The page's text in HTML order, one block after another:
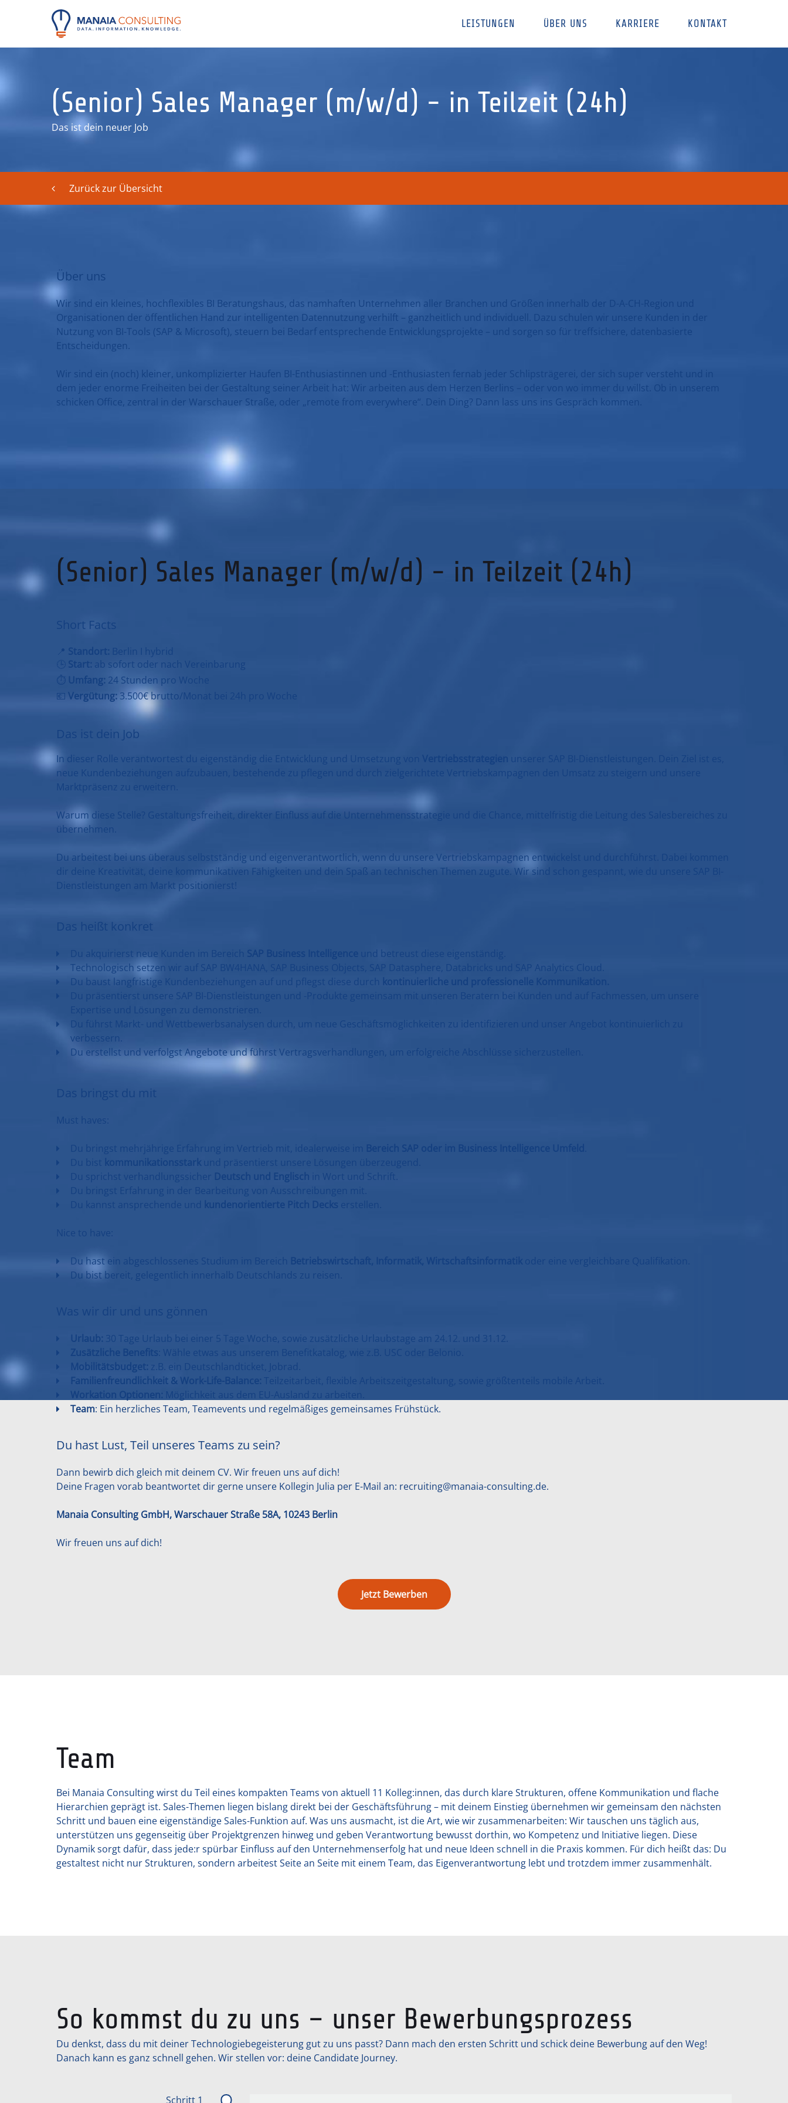
LEISTUNGEN ÜBER UNS KARRIERE KONTAKT
(Senior) Sales Manager (m/w/d) - in Teilzeit (24h)
Das ist dein neuer Job
Zurück zur Übersicht
Über uns
Wir sind ein kleines, hochflexibles BI Beratungshaus, das namhaften Unternehmen aller Branchen und Größen innerhalb der D-A-CH-Region und
Organisationen der öffentlichen Hand zur intelligenten Datennutzung verhilft – ganzheitlich und individuell. Dazu schulen wir unsere Kunden in der
Nutzung von BI-Tools (SAP & Microsoft), steuern bei Bedarf entsprechende Entwicklungsprojekte – und sorgen so für treffsichere, datenbasierte
Entscheidungen.
Wir sind ein (noch) kleiner, unkomplizierter Haufen BI-Enthusiastinnen und -Enthusiasten fernab jeder Schlipsträgerei, der sich super versteht und in
dem jeder enorme Freiheiten bei der Gestaltung seiner Arbeit hat: Wir arbeiten aus dem Herzen Berlins – oder von wo immer du willst. Ob in unserem
schicken Office, zentral in der Warschauer Straße, oder „remote from everywhere“. Dein Ding? Dann lass uns ins Gespräch kommen.
(Senior) Sales Manager (m/w/d) - in Teilzeit (24h)
Short Facts
📍 Standort: Berlin I hybrid
🕒 Start: ab sofort oder nach Vereinbarung
⏱️ Umfang: 24 Stunden pro Woche
💶 Vergütung: 3.500€ brutto/Monat bei 24h pro Woche
Das ist dein Job
In dieser Rolle verantwortest du eigenständig die Entwicklung und Umsetzung von
unserer SAP BI-Dienstleistungen. Dein Ziel ist es,
neue Kundenbeziehungen aufzubauen, bestehende zu pflegen und durch zielgerichtete Vertriebskampagnen den Umsatz zu steigern und unsere
Marktpräsenz zu erweitern.
Warum diese Stelle? Gestaltungsfreiheit, direkter Einfluss auf die Unternehmensstrategie und die Chance, mittelfristig die Leitung des Salesbereiches zu
übernehmen.
Du arbeitest bei uns überaus selbstständig und eigenverantwortlich, wenn du unsere Vertriebskampagnen entwickelst und durchführst. Dabei kommen
dir deine Kreativität, deine kommunikativen Fähigkeiten und dein Spaß an technischen Themen zugute. Wir sind schon gespannt, wie du unsere SAP BI-
Dienstleistungen am Markt positionierst!
Das heißt konkret
Du akquirierst neue Kunden im Bereich SAP Business Intelligence
und betreust diese eigenständig.
Technologisch setzen wir auf SAP BW4HANA, SAP Business Objects, SAP Datasphere, Databricks und SAP Analytics Cloud.
Du baust langfristige Kundenbeziehungen auf und pflegst diese durch kontinuierliche und professionelle Kommunikation.
Du präsentierst unsere SAP BI-Dienstleistungen und -Produkte gemeinsam mit unseren Beratern bei Kunden und auf Fachmessen, um unsere
Expertise und Lösungen zu demonstrieren.
Du führst Markt- und Wettbewerbsanalysen durch, um neue Geschäftsmöglichkeiten zu identifizieren und unser Angebot kontinuierlich zu
verbessern.
Du erstellst und verfolgst Angebote und führst Vertragsverhandlungen, um erfolgreiche Abschlüsse sicherzustellen.
Das bringst du mit
Must haves:
Du bringst mehrjährige Erfahrung im Vertrieb mit, idealerweise im Bereich SAP oder im Business Intelligence Umfeld
Du bist kommunikationsstark und präsentierst unsere Lösungen überzeugend.
Du sprichst verhandlungssicher Deutsch und Englisch in Wort und Schrift.
Du bringst Erfahrung in der Bearbeitung von Ausschreibungen mit.
Du kannst ansprechende und kundenorientierte Pitch Decks erstellen.
Nice to have:
Du hast ein abgeschlossenes Studium im Bereich Betriebswirtschaft, Informatik, Wirtschaftsinformatik
Du bist bereit, gelegentlich innerhalb Deutschlands zu reisen.
Was wir dir und uns gönnen
Urlaub: 30 Tage Urlaub bei einer 5 Tage Woche, sowie zusätzliche Urlaubstage am 24.12. und 31.12.
Zusätzliche Benefits : Wähle etwas aus unserem Benefitkatalog, wie z.B. USC oder Belonio.
Mobilitätsbudget: z.B. ein Deutschlandticket, Jobrad.
Familienfreundlichkeit & Work-Life-Balance: Teilzeitarbeit, flexible Arbeitszeitgestaltung, sowie größtenteils mobile Arbeit.
Workation Optionen: Möglichkeit aus dem EU-Ausland zu arbeiten.
Team: Ein herzliches Team, Teamevents und regelmäßiges gemeinsames Frühstück.
Du hast Lust, Teil unseres Teams zu sein?
Dann bewirb dich gleich mit deinem CV. Wir freuen uns auf dich!
Deine Fragen vorab beantwortet dir gerne unsere Kollegin Julia per E-Mail an: recruiting@manaia-consulting.de.
Manaia Consulting GmbH, Warschauer Straße 58A, 10243 Berlin
Wir freuen uns auf dich!
Jetzt Bewerben
Team
Bei Manaia Consulting wirst du Teil eines kompakten Teams von aktuell 11 Kolleg:innen, das durch klare Strukturen, offene Kommunikation und flache
Hierarchien geprägt ist. Sales-Themen liegen bislang direkt bei der Geschäftsführung – mit deinem Einstieg übernehmen wir gemeinsam den nächsten
Schritt und bauen eine eigenständige Sales-Funktion auf. Was uns ausmacht, ist die Art, wie wir zusammenarbeiten: Wir tauschen uns täglich aus,
unterstützen uns gegenseitig über Projektgrenzen hinweg und geben Verantwortung bewusst dorthin, wo Kompetenz und Initiative liegen. Diese
Dynamik sorgt dafür, dass jede:r spürbar Einfluss auf den Unternehmenserfolg hat und neue Ideen schnell in die Praxis kommen. Für dich heißt das: Du
gestaltest nicht nur Strukturen, sondern arbeitest Seite an Seite mit einem Team, das Eigenverantwortung lebt und trotzdem immer zusammenhält.
So kommst du zu uns – unser Bewerbungsprozess
Du denkst, dass du mit deiner Technologiebegeisterung gut zu uns passt? Dann mach den ersten Schritt und schick deine Bewerbung auf den Weg!
Danach kann es ganz schnell gehen. Wir stellen vor: deine Candidate Journey.
Schritt 1